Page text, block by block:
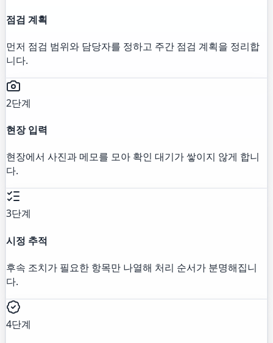
점검 계획
먼저 점검 범위와 담당자를 정하고 주간 점검 계획을 정리합
니다.
2단계
현장 입력
현장에서 사진과 메모를 모아 확인 대기가 쌓이지 않게 합니
다.
3단계
시정 추적
후속 조치가 필요한 항목만 나열해 처리 순서가 분명해집니
다.
4단계